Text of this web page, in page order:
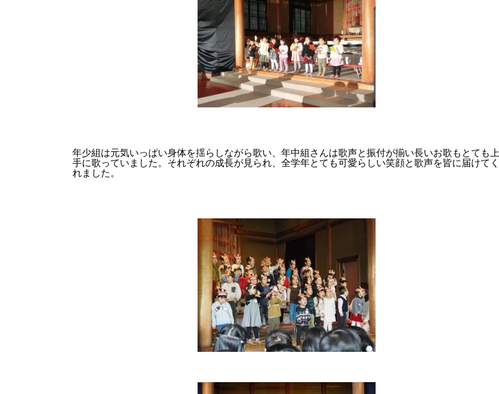
年少組は元気いっぱい身体を揺らしながら歌い、年中組さんは歌声と振付が揃い長いお歌もとても上
手に歌っていました。それぞれの成長が見られ、全学年とても可愛らしい笑顔と歌声を皆に届けてく
れました。